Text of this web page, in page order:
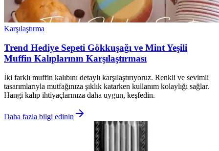
Karşılaştırma
Trend Hediye Sepeti Gökkuşağı ve Mint Yeşili
Muffin Kalıplarının Karşılaştırması
İki farklı muffin kalıbını detaylı karşılaştırıyoruz. Renkli ve sevimli
tasarımlarıyla mutfağınıza şıklık katarken kullanım kolaylığı sağlar.
Hangi kalıp ihtiyaçlarınıza daha uygun, keşfedin.
Daha fazla bilgi edinin